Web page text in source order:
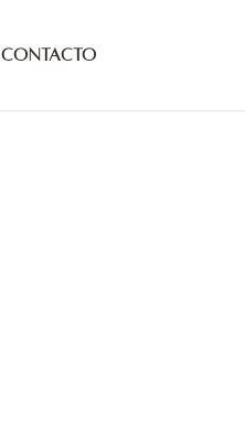
Contacto